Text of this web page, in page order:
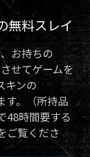
無料スレイ
お持ちの
せてゲームを
キンの
す。（所持品
48時間要する
ご覧くださ